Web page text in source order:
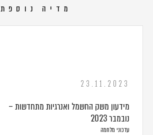
מדיה נוספת
23.11.2023
מידעון משק החשמל ואנרגיות מתחדשות –
נובמבר 2023
עדכוני מלחמה